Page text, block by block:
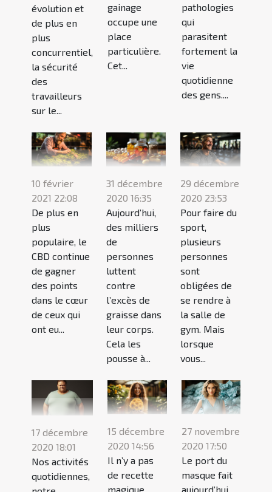
évolution et
de plus en
plus
concurrentiel,
la sécurité
des
travailleurs
sur le...
gainage
occupe une
place
particulière.
Cet...
pathologies
qui
parasitent
fortement la
vie
quotidienne
des gens....
10 février
2021 22:08
De plus en
plus
populaire, le
CBD continue
de gagner
des points
dans le cœur
de ceux qui
ont eu...
31 décembre
2020 16:35
Aujourd’hui,
des milliers
de
personnes
luttent
contre
l’excès de
graisse dans
leur corps.
Cela les
pousse à...
29 décembre
2020 23:53
Pour faire du
sport,
plusieurs
personnes
sont
obligées de
se rendre à
la salle de
gym. Mais
lorsque
vous...
17 décembre
2020 18:01
Nos activités
quotidiennes,
15 décembre
2020 14:56
Il n’y a pas
de recette
magique
27 novembre
2020 17:50
Le port du
masque fait
aujourd’hui